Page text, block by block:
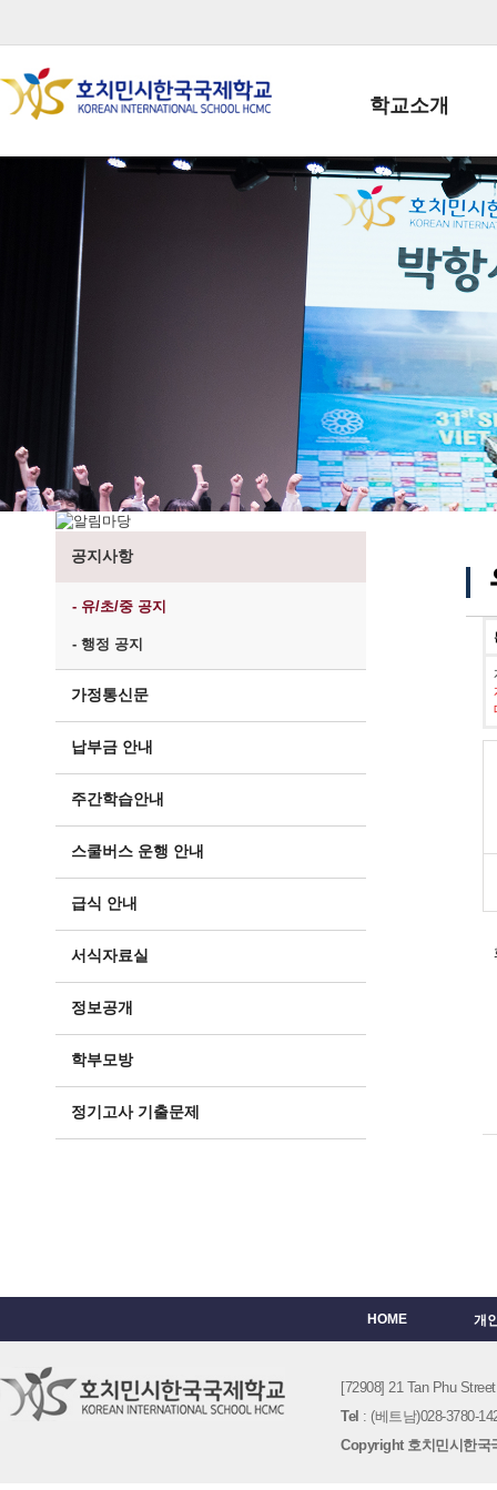
학교소개
학교장인사말
학생회장인사말
학교상징
학교 CI
교직원현황
학생현황
위치/전화
전경사진
공지사항
- 유/초/중 공지
- 행정 공지
가정통신문
납부금 안내
주간학습안내
스쿨버스 운행 안내
급식 안내
서식자료실
정보공개
학부모방
정기고사 기출문제
HOME 개
[72908] 21 Tan Phu
Tel : (베트남)028-3780-
Copyright 호치민시한국